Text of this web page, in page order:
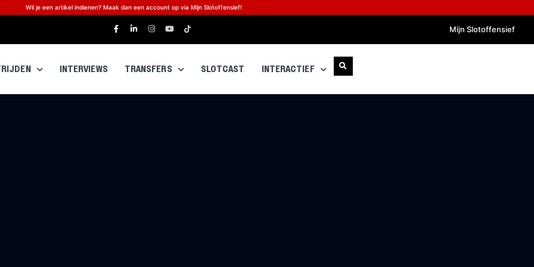
Wil je een artikel indienen? Maak dan een account op via Mijn Slotoffensief!
Mijn Slotoffensief
INTERVIEWS TRANSFERS SLOTCAST INTERACTIEF